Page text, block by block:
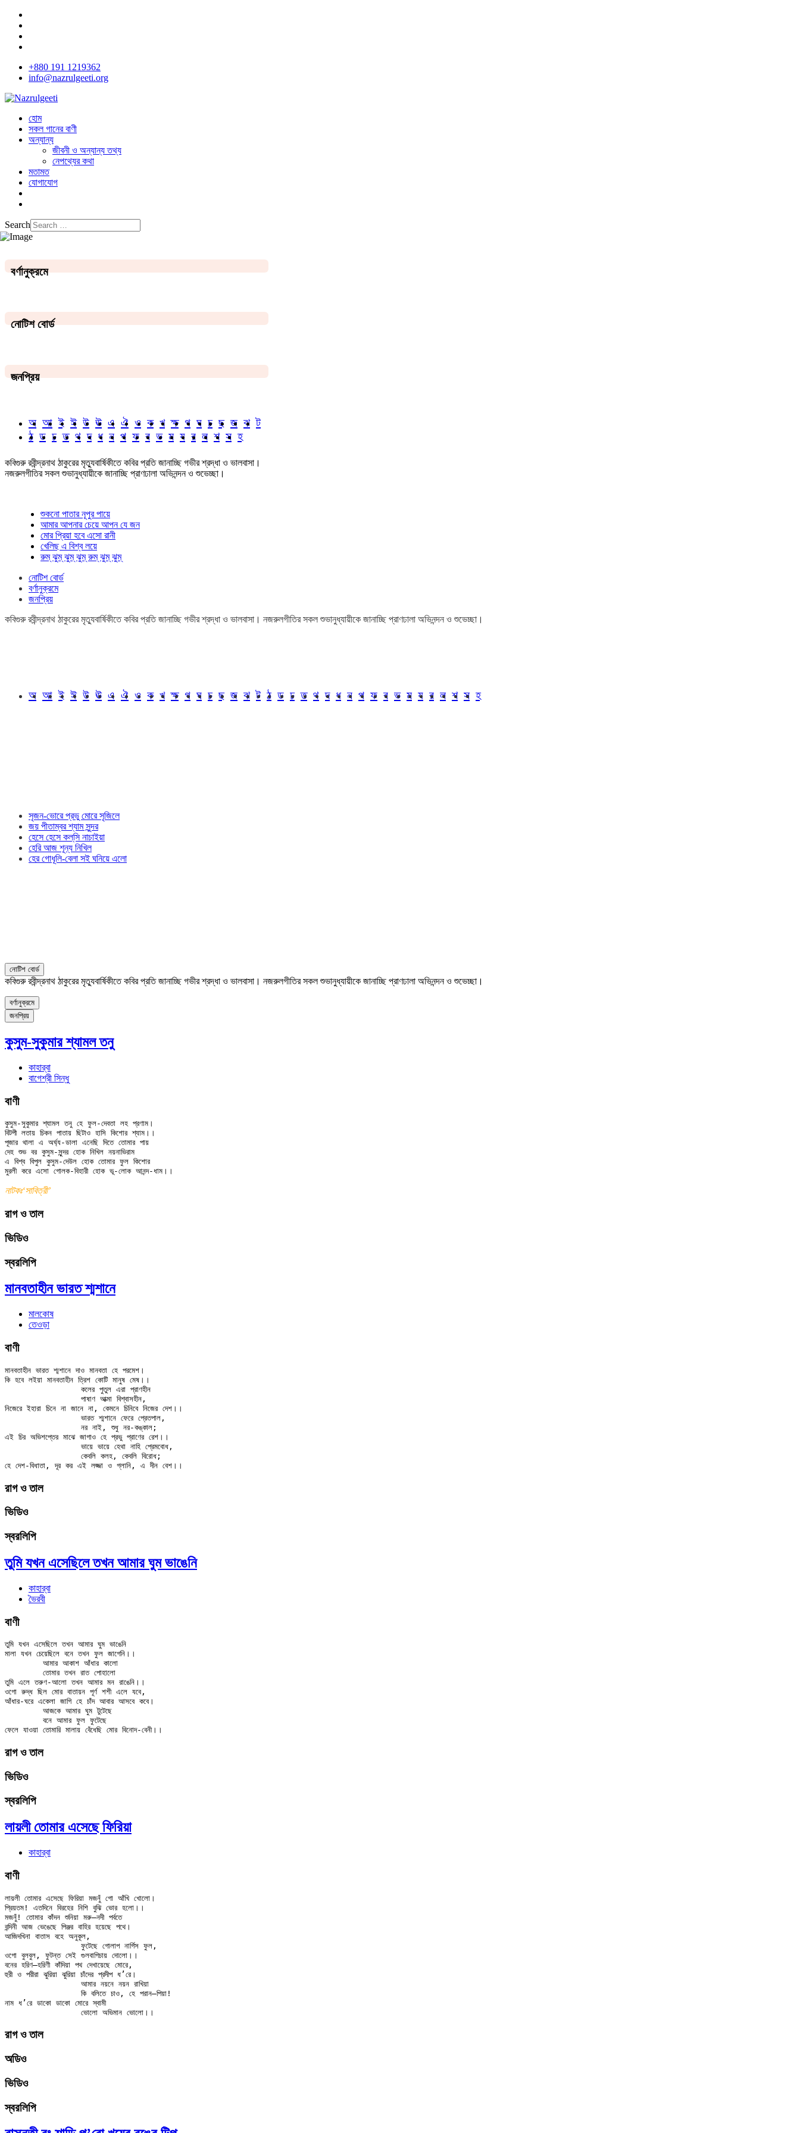
+880 191 1219362
info@nazrulgeeti.org
হোম
সকল গানের বাণী
অন্যান্য
জীবনী ও অন্যান্য তথ্য
নেপথ্যের কথা
মতামত
যোগাযোগ
Search
বর্ণানুক্রমে
নোটিশ বোর্ড
জনপ্রিয়
অ আ ই ঈ উ ঊ এ ঐ ও ক খ ক্ষ গ ঘ চ ছ জ ঝ ট
ঠ ড ঢ ত থ দ ধ ন প ফ ব ভ ম য র ল শ স হ
কবিগুরু রবীন্দ্রনাথ ঠাকুরের মৃত্যুবার্ষিকীতে কবির প্রতি জানাচ্ছি গভীর শ্রদ্ধা ও ভালবাসা।
নজরুলগীতির সকল শুভানুধ্যায়ীকে জানাচ্ছি প্রাণঢালা অভিনন্দন ও শুভেচ্ছা।
শুকনো পাতার নূপুর পায়ে
আমার আপনার চেয়ে আপন যে জন
মোর প্রিয়া হবে এসো রানী
খেলিছ এ বিশ্ব লয়ে
রুম্ ঝুম্ ঝুম্ ঝুম্ রুম্ ঝুম্ ঝুম্
নোটিশ বোর্ড
বর্ণানুক্রমে
জনপ্রিয়
কবিগুরু রবীন্দ্রনাথ ঠাকুরের মৃত্যুবার্ষিকীতে কবির প্রতি জানাচ্ছি গভীর শ্রদ্ধা ও ভালবাসা। নজরুলগীতির সকল শুভানুধ্যায়ীকে জানাচ্ছি প্রাণঢালা অভিনন্দন ও শুভেচ্ছা।
অ আ ই ঈ উ ঊ এ ঐ ও ক খ ক্ষ গ ঘ চ ছ জ ঝ ট ঠ ড ঢ ত থ দ ধ ন প ফ ব ভ ম য র ল শ স হ
সৃজন-ভোরে প্রভু মোরে সৃজিলে
জয় পীতাম্বর শ্যাম সুন্দর
হেসে হেসে কল্‌সি নাচাইয়া
হেরি আজ শূন্য নিখিল
হের গোধূলি-বেলা সই ঘনিয়ে এলো
নোটিশ বোর্ড
কবিগুরু রবীন্দ্রনাথ ঠাকুরের মৃত্যুবার্ষিকীতে কবির প্রতি জানাচ্ছি গভীর শ্রদ্ধা ও ভালবাসা। নজরুলগীতির সকল শুভানুধ্যায়ীকে জানাচ্ছি প্রাণঢালা অভিনন্দন ও শুভেচ্ছা।
বর্ণানুক্রমে
জনপ্রিয়
কুসুম-সুকুমার শ্যামল তনু
কাহার্‌বা
বাগেশ্রী সিন্ধু
বাণী
কুসুম-সুকুমার শ্যামল তনু হে ফুল-দেবতা লহ প্রণাম।
বিটপী লতায় চিকন পাতায় ছিটাও হাসি কিশোর শ্যাম।।
পূজার থালা এ অর্ঘ্য-ডালা এনেছি দিতে তোমার পায়
দেহ শুভ বর কুসুম-সুন্দর হোক নিখিল নয়নাভিরাম
এ বিশ্ব বিপুল কুসুম-দেউল হোক তোমার ফুল কিশোর
নাটকঃ‘সাবিত্রী’
রাগ ও তাল
ভিডিও
স্বরলিপি
মানবতাহীন ভারত শ্মশানে
মালকোষ
তেওড়া
বাণী
মানবতাহীন ভারত শ্মশানে দাও মানবতা হে পরমেশ।
কি হবে লইয়া মানবতাহীন ত্রিশ কোটি মানুষ মেষ।।
নিজেরে ইহারা চিনে না জানে না, কেমনে চিনিবে নিজের দেশ।।
এই চির অভিশপ্তের মাঝে জাগাও হে প্রভু প্রাণের রেশ।।
রাগ ও তাল
ভিডিও
স্বরলিপি
তুমি যখন এসেছিলে তখন আমার ঘুম ভাঙেনি
কাহার্‌বা
ভৈরবী
বাণী
তুমি যখন এসেছিলে তখন আমার ঘুম ভাঙেনি
মালা যখন চেয়েছিলে বনে তখন ফুল জাগেনি।।
তুমি এলে তরুণ-আলো তখন আমার মন রাঙেনি।।
ওগো রুদ্ধ ছিল মোর বাতায়ন পূর্ণ শশী এলে যবে,
আঁধার-ঘরে একেলা জাগি হে চাঁদ আবার আসবে কবে।
রাগ ও তাল
ভিডিও
স্বরলিপি
লায়লী তোমার এসেছে ফিরিয়া
কাহার্‌বা
বাণী
লায়লী তোমার এসেছে ফিরিয়া মজনুঁ গো আঁখি খোলো।
প্রিয়তম! এতদিনে বিরহের নিশি বুঝি ভোর হলো।।
মজনুঁ! তোমার কাঁদন শুনিয়া মরু–নদী পর্বতে
বন্দিনী আজ ভেঙেছে পিঞ্জর বাহির হয়েছে পথে।
আজিদখিনা বাতাস বহে অনুকূল,
ওগো বুলবুল, ফুটন্ত সেই গুলবাগিচায় দোলো।।
বনের হরিণ–হরিণী কাঁদিয়া পথ দেখায়েছে মোরে,
হুরী ও পরীরা ঝুরিয়া ঝুরিয়া চাঁদের প্রদীপ ধ’রে।
নাম ধ’রে ডাকো ডাকো মোরে স্বামী
রাগ ও তাল
অডিও
ভিডিও
স্বরলিপি